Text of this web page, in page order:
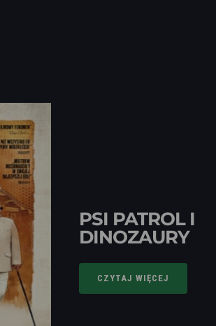
PSI PATROL I
DINOZAURY
CZYTAJ WIĘCEJ